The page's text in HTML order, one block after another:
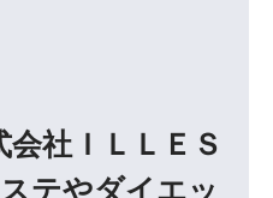
会社ＩＬＬＥＳ
テやダイエッ